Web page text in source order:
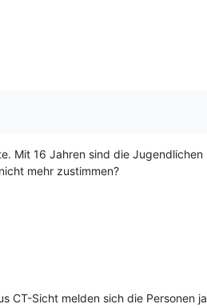
Mit 16 Jahren sind die
mehr zustimmen?
CT-Sicht melden sich die Personen